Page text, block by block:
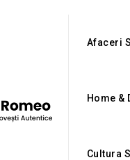
Afaceri
Home &
Cultura